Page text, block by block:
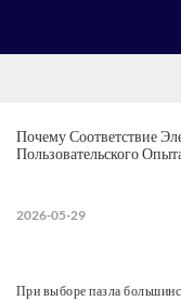
Почему Соответствие
Пользовательского
2026-05-29
При выборе пазла